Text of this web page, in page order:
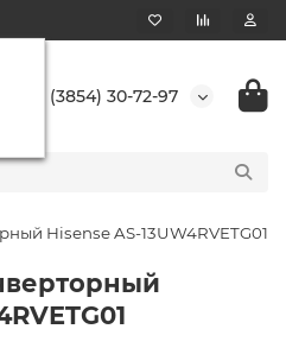
+7 (3854) 30-72-97
Hisense AS-13UW4RVETG01